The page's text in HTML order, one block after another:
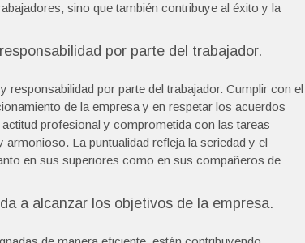
sino que también contribuye al éxito y la
por parte del trabajador.
por parte del trabajador. Cumplir con el
de la empresa y en respetar los acuerdos
profesional y comprometida con las tareas
La puntualidad refleja la seriedad y el
en sus superiores como en sus compañeros de
a alcanzar los objetivos de la empresa.